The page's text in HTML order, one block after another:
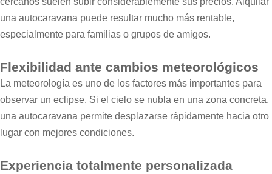
una autocaravana puede resultar mucho más rentable,
especialmente para familias o grupos de amigos.
Flexibilidad ante cambios meteorológicos
La meteorología es uno de los factores más importantes para
observar un eclipse. Si el cielo se nubla en una zona concreta,
una autocaravana permite desplazarse rápidamente hacia otro
lugar con mejores condiciones.
Experiencia totalmente personalizada